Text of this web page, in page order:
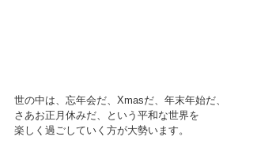
世の中は、忘年会だ、Xmasだ、年末年始だ、
さあお正月休みだ、という平和な世界を
楽しく過ごしていく方が大勢います。